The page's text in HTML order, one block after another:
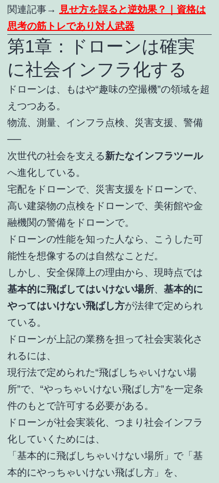
関連記事→
見せ方を誤ると逆効果？｜資格は
思考の筋トレであり対人武器
第1章：ドローンは確実
に社会インフラ化する
ドローンは、もはや“趣味の空撮機”の領域を超
えつつある。
物流、測量、インフラ点検、災害支援、警備
──
次世代の社会を支える新たなインフラツール
へ進化している。
宅配をドローンで、災害支援をドローンで、
高い建築物の点検をドローンで、美術館や金
融機関の警備をドローンで。
ドローンの性能を知った人なら、こうした可
能性を想像するのは自然なことだ。
しかし、安全保障上の理由から、現時点では
基本的に飛ばしてはいけない場所、 基本的に
やってはいけない飛ばし方が法律で定められ
ている。
ドローンが上記の業務を担って社会実装化さ
れるには、
現行法で定められた“飛ばしちゃいけない場
所”で、“やっちゃいけない飛ばし方”を一定条
件のもとで許可する必要がある。
ドローンが社会実装化、つまり社会インフラ
化していくためには、
「基本的に飛ばしちゃいけない場所」で「基
本的にやっちゃいけない飛ばし方」を、